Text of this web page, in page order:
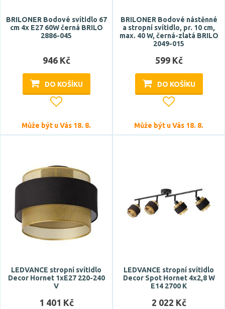
Světelný tok celkový
Stmívatelné
ano
Úhel vyzařování
BRILONER Bodové svítidlo 67
cm 4x E27 60W černá BRILO
2886-045
946 Kč
DO KOŠÍKU
Může být u Vás 18. 8.
BRILONER Bodové nástěnné
a stropní svítidlo, pr. 10 cm,
max. 40 W, černá-zlatá BRILO
2049-015
599 Kč
DO KOŠÍKU
Může být u Vás 18. 8.
LEDVANCE stropní svítidlo
Decor Hornet 1xE27 220-240
V
1 401 Kč
LEDVANCE stropní svítidlo
Decor Spot Hornet 4x2,8 W
E14 2700 K
2 022 Kč